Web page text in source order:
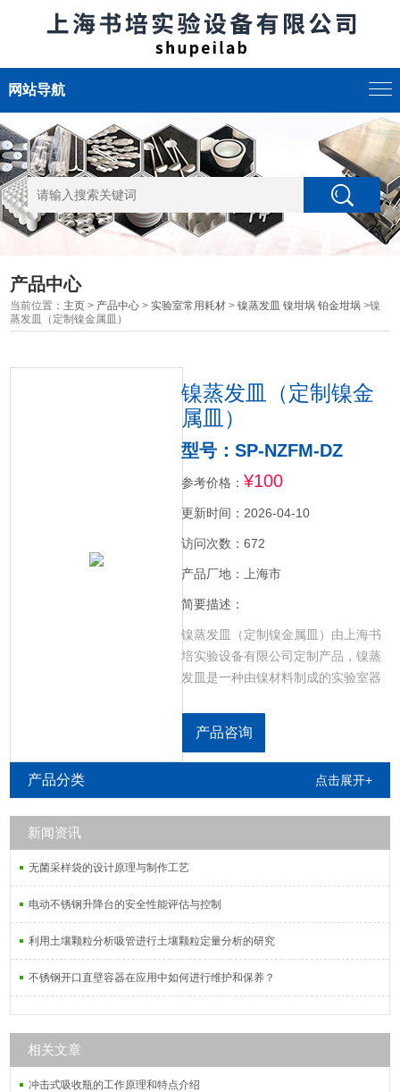
网站导航
产品中心
当前位置： 主页 > 产品中心 >实验室常用耗材 >镍蒸发皿 镍坩埚 铂金坩埚 >镍
蒸发皿（定制镍金属皿）
镍蒸发皿（定制镍金
属皿）
型号：SP-NZFM-DZ
参考价格： ¥100
更新时间：2026-04-10
访问次数：672
产品厂地：上海市
简要描述：
镍蒸发皿（定制镍金属皿）由上海书
培实验设备有限公司定制产品，镍蒸
发皿是一种由镍材料制成的实验室器
域。
产品咨询
产品分类 点击展开+
新闻资讯
无菌采样袋的设计原理与制作工艺
电动不锈钢升降台的安全性能评估与控制
利用土壤颗粒分析吸管进行土壤颗粒定量分析的研究
不锈钢开口直壁容器在应用中如何进行维护和保养？
相关文章
冲击式吸收瓶的工作原理和特点介绍